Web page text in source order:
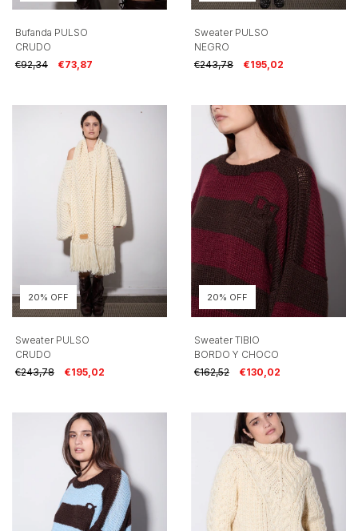
Bufanda PULSO
CRUDO
€92,34
€73,87
Sweater PULSO
NEGRO
€243,78
€195,02
20% OFF
Sweater PULSO
CRUDO
€243,78
€195,02
20% OFF
Sweater TIBIO
BORDO Y CHOCO
€162,52
€130,02